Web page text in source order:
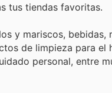
tus tiendas favoritas.
y mariscos, bebidas,
de limpieza para el
personal, entre